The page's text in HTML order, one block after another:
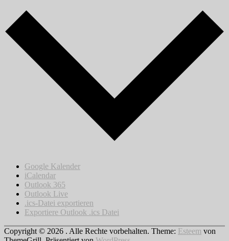
Google Kalender
iCalendar
Outlook 365
Outlook Live
.ics-Datei exportieren
Exportiere Outlook .ics Datei
Copyright © 2026 . Alle Rechte vorbehalten. Theme: Esteem von